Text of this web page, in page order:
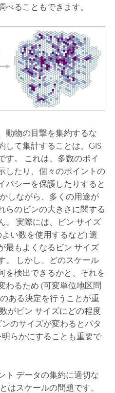
べることもできます。
動物の目撃を集約するな
して集計することは、GIS
す。 これは、多数のポイ
したり、個々のポイントの
バシーを保護したりすると
しながら、多くの用途が
らのビンの大きさに関する
。 実際には、ビン サイズ
い数を使用するなど) 選
最もよくなるビン サイズ
。 しかし、どのスケール
を検出できるかと、それを
わるため (可変単位地区問
ある決定を行うことが重
がビン サイズにどの程度
のサイズが変わるとパタ
らかにすることも重要で
ト データの集約に適切な
はスケールの問題です。